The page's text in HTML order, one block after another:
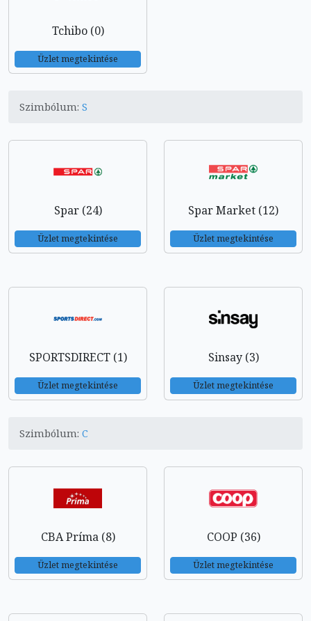
Tchibo (0)
Üzlet megtekintése
Szimbólum: S
Spar (24)
Üzlet megtekintése
Spar Market (12)
Üzlet megtekintése
SPORTSDIRECT (1)
Üzlet megtekintése
Sinsay (3)
Üzlet megtekintése
Szimbólum: C
CBA Príma (8)
Üzlet megtekintése
COOP (36)
Üzlet megtekintése